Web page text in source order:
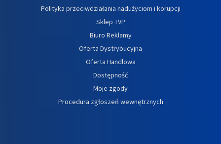
Polityka przeciwdziałania nadużyciom i korupcji
Sklep TVP
Biuro Reklamy
Oferta Dystrybucyjna
Oferta Handlowa
Dostępność
Moje zgody
Procedura zgłoszeń wewnętrznych